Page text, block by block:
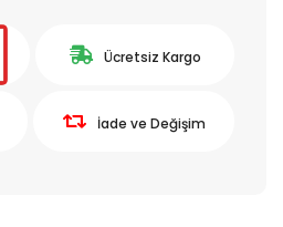
Ücretsiz Kargo
İade ve Değişim